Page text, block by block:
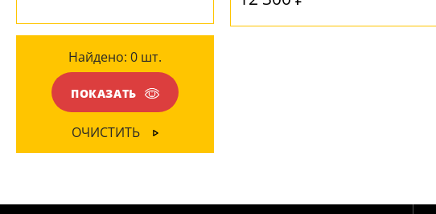
Прозрачный(2)
ФОРМА ПЛАФОНА
Найдено: 0 шт.
ПОКАЗАТЬ
ОЧИСТИТЬ